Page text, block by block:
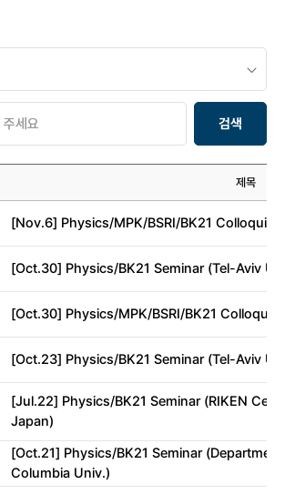
검색
제목
[Nov.6] Physics/MPK/BSRI/BK21
[Oct.30] Physics/BK21 Seminar (Tel-Aviv
[Oct.30] Physics/MPK/BSRI/BK21
[Oct.23] Physics/BK21 Seminar (Tel-Aviv
[Jul.22] Physics/BK21 Seminar (RIKEN
Japan)
[Oct.21] Physics/BK21 Seminar
Columbia Univ.)